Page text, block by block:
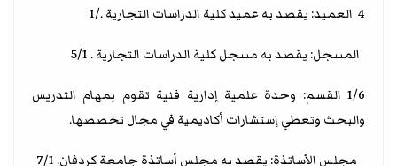
4 العميد: يقصد به عميد كلية الدراسات التجارية ./1
المسجل: يقصد به مسجل كلية الدراسات التجارية . 5/1
1/6 القسم: وحدة علمية إدارية فنية تقوم بمهام التدريس
والبحث وتعطي إستشارات أكاديمية في مجال تخصصها.
مجلس الأساتذة: يقصد به مجلس أساتذة جامعة كردفان. 7/1